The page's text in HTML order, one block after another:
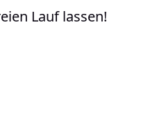
Lauf lassen!